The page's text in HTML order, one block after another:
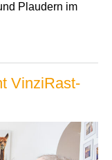
Plaudern im
VinziRast-